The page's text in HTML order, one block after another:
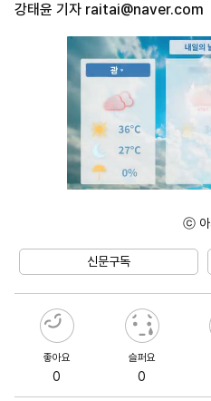
강태윤 기자 raitai@naver.com
ⓒ 아
신문구독
좋아요
0
슬퍼요
0